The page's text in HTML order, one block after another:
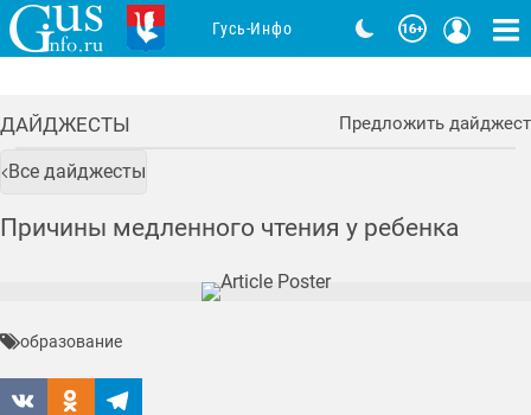
ДАЙДЖЕСТЫ Предложить дайджест
Все дайджесты
Причины медленного чтения у ребенка
образование
Гусь-Инфо